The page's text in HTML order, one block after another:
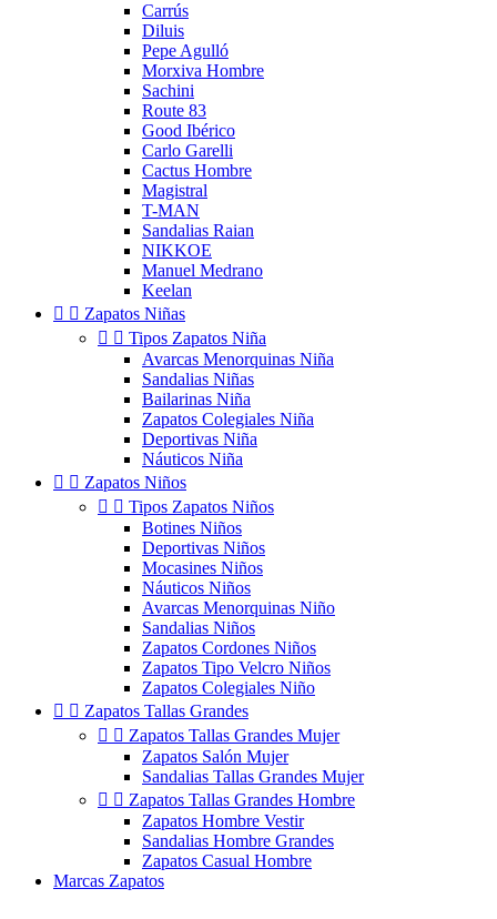
Carrús
Diluis
Pepe Agulló
Morxiva Hombre
Sachini
Route 83
Good Ibérico
Carlo Garelli
Cactus Hombre
Magistral
T-MAN
Sandalias Raian
NIKKOE
Manuel Medrano
Keelan
  Zapatos Niñas
  Tipos Zapatos Niña
Avarcas Menorquinas Niña
Sandalias Niñas
Bailarinas Niña
Zapatos Colegiales Niña
Deportivas Niña
Náuticos Niña
  Zapatos Niños
  Tipos Zapatos Niños
Botines Niños
Deportivas Niños
Mocasines Niños
Náuticos Niños
Avarcas Menorquinas Niño
Sandalias Niños
Zapatos Cordones Niños
Zapatos Tipo Velcro Niños
Zapatos Colegiales Niño
  Zapatos Tallas Grandes
  Zapatos Tallas Grandes Mujer
Zapatos Salón Mujer
Sandalias Tallas Grandes Mujer
  Zapatos Tallas Grandes Hombre
Zapatos Hombre Vestir
Sandalias Hombre Grandes
Zapatos Casual Hombre
Marcas Zapatos